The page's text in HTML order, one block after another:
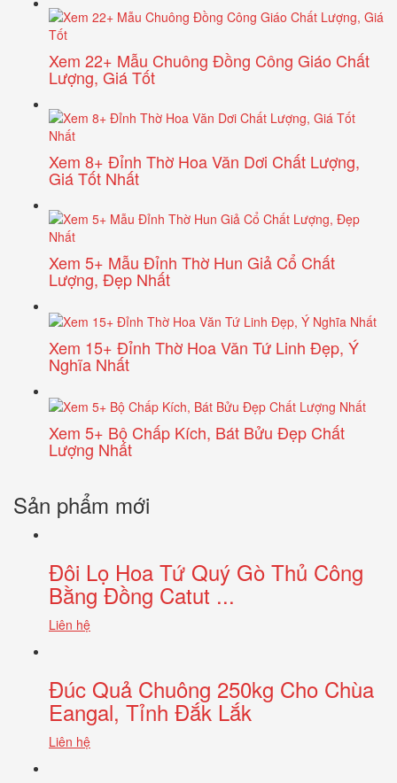
Xem 22+ Mẫu Chuông Đồng Công Giáo Chất
Lượng, Giá Tốt
Xem 8+ Đỉnh Thờ Hoa Văn Dơi Chất Lượng,
Giá Tốt Nhất
Xem 5+ Mẫu Đỉnh Thờ Hun Giả Cổ Chất
Lượng, Đẹp Nhất
Xem 15+ Đỉnh Thờ Hoa Văn Tứ Linh Đẹp, Ý
Nghĩa Nhất
Xem 5+ Bộ Chấp Kích, Bát Bửu Đẹp Chất
Lượng Nhất
Sản phẩm mới
Đôi Lọ Hoa Tứ Quý Gò Thủ Công
Bằng Đồng Catut ...
Liên hệ
Đúc Quả Chuông 250kg Cho Chùa
Eangal, Tỉnh Đắk Lắk
Liên hệ